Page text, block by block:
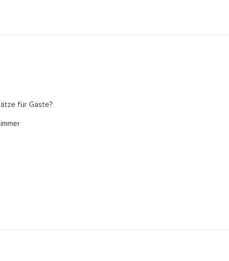
für Gäste?